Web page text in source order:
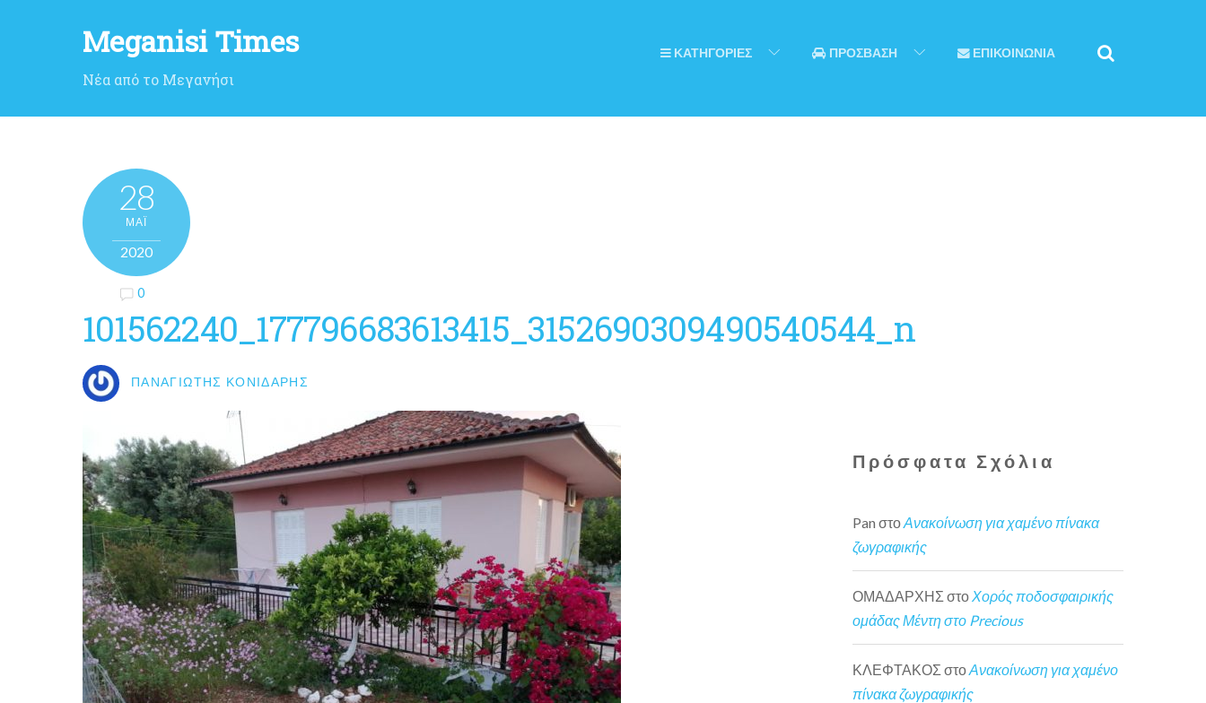
Meganisi Times
Νέα από το Μεγανήσι
ΚΑΤΗΓΟΡΙΕΣ ΠΡΟΣΒΑΣΗ ΕΠΙΚΟΙΝΩΝΙΑ
28
ΜΑΪ́
2020
0
101562240_177796683613415_3152690309490540544_n
ΠΑΝΑΓΙΏΤΗΣ ΚΟΝΙΔΆΡΗΣ
Πρόσφατα Σχόλια
Pan στοΑνακοίνωση για χαμένο πίνακα
ζωγραφικής
ΟΜΑΔΑΡΧΗΣ στο Χορός ποδοσφαιρικής
ομάδας Μέντη στο Precious
ΚΛΕΦΤΑΚΟΣ στοΑνακοίνωση για χαμένο
πίνακα ζωγραφικής